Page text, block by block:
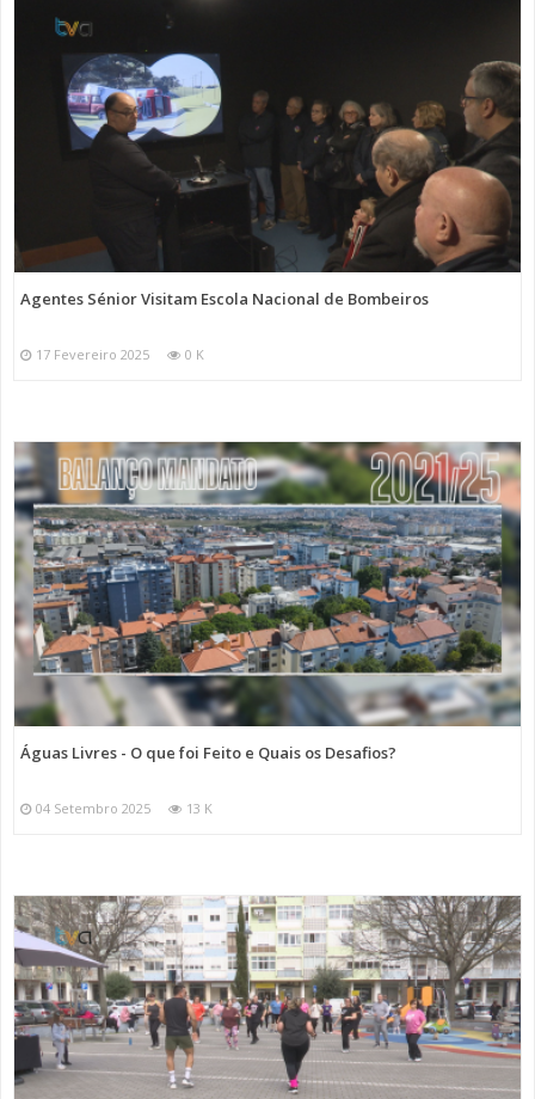
Agentes Sénior Visitam Escola Nacional de Bombeiros
17 Fevereiro 2025 0 K
Águas Livres - O que foi Feito e Quais os Desafios?
04 Setembro 2025 13 K